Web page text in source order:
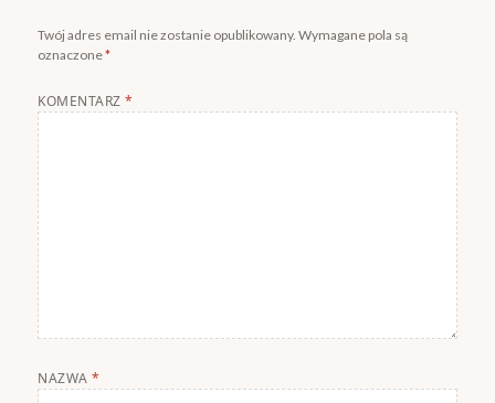
Twój adres email nie zostanie opublikowany. Wymagane pola są
oznaczone*
KOMENTARZ*
NAZWA*